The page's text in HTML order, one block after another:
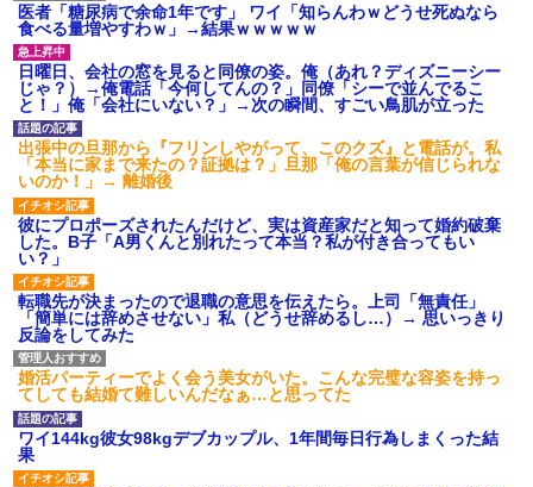
医者「糖尿病で余命1年です」 ワイ「知らんわｗどうせ死ぬなら
食べる量増やすわｗ」→結果ｗｗｗｗｗ
日曜日、会社の窓を見ると同僚の姿。俺（あれ？ディズニーシー
じゃ？）→俺電話「今何してんの？」同僚「シーで並んでるこ
と！」俺「会社にいない？」→次の瞬間、すごい鳥肌が立った
出張中の旦那から『フリンしやがって、このクズ』と電話が。私
「本当に家まで来たの？証拠は？」旦那「俺の言葉が信じられな
いのか！」→ 離婚後
彼にプロポーズされたんだけど、実は資産家だと知って婚約破棄
した。B子「A男くんと別れたって本当？私が付き合ってもい
い？」
転職先が決まったので退職の意思を伝えたら。上司「無責任」
「簡単には辞めさせない」私（どうせ辞めるし…）→ 思いっきり
反論をしてみた
婚活パーティーでよく会う美女がいた。こんな完璧な容姿を持っ
てしても結婚て難しいんだなぁ…と思ってた
ワイ144kg彼女98kgデブカップル、1年間毎日行為しまくった結
果